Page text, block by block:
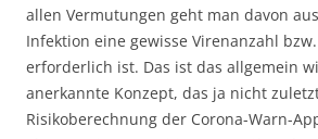
allen Vermutungen geht man davon
Infektion eine gewisse Virenanzahl
erforderlich ist. Das ist das allgemein
anerkannte Konzept, das ja nicht
Risikoberechnung der Corona-Warn-